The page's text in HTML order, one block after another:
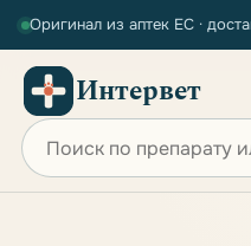
Оригинал из аптек ЕС ·
Интервет
Поиск по сайту